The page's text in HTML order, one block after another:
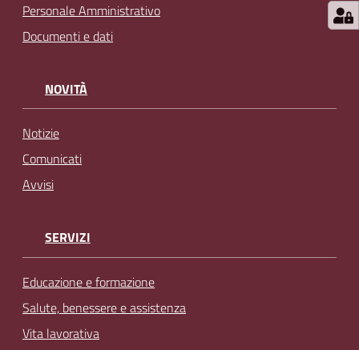
Personale Amministrativo
Documenti e dati
NOVITÀ
Notizie
Comunicati
Avvisi
SERVIZI
Educazione e formazione
Salute, benessere e assistenza
Vita lavorativa